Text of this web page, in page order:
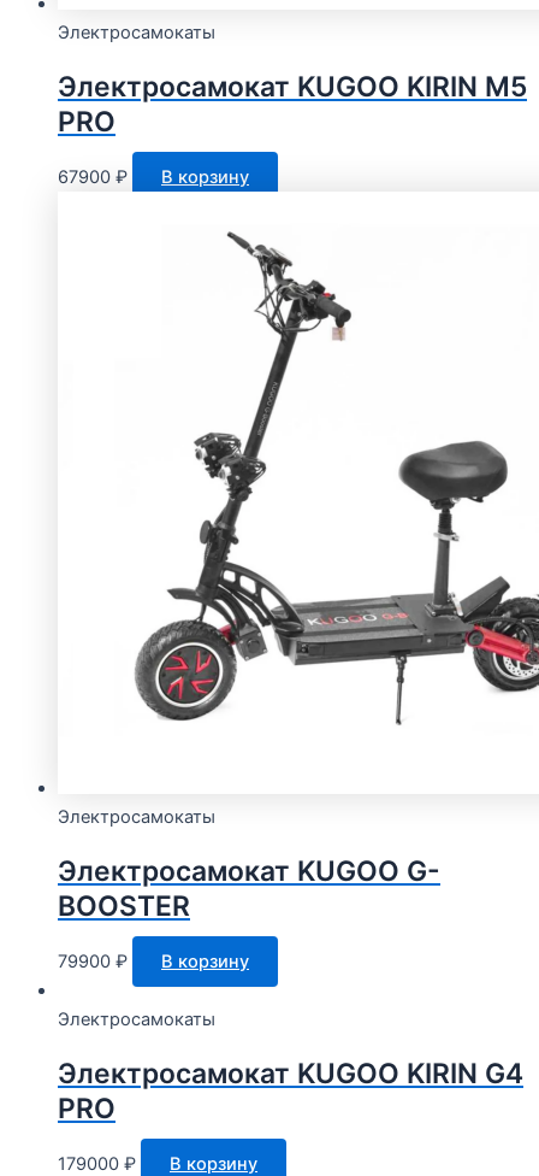
Электросамокаты
Электросамокат KUGOO KIRIN M5
PRO
67900 ₽ В корзину
Электросамокаты
Электросамокат KUGOO G-
BOOSTER
79900 ₽ В корзину
Электросамокаты
Электросамокат KUGOO KIRIN G4
PRO
179000 ₽ В корзину